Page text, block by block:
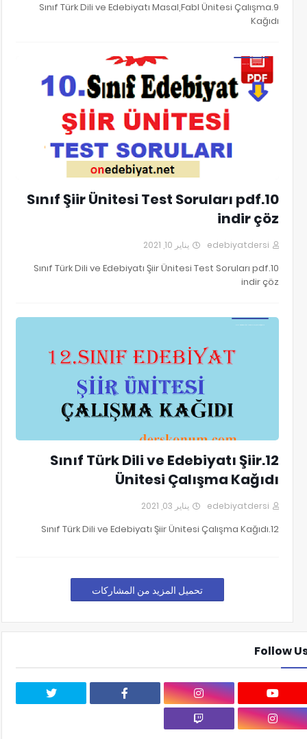
9.Sınıf Türk Dili ve Edebiyatı Masal,Fabl Ünitesi Çalışma
Kağıdı
10.Sınıf Şiir Ünitesi Test Soruları pdf
indir çöz
edebiyatdersi يناير 10, 2021
10.Sınıf Türk Dili ve Edebiyatı Şiir Ünitesi Test Soruları pdf
indir çöz
12.Sınıf Edebiyat Şiir Ünitesi Çalışma Kağıdı
12.Sınıf Türk Dili ve Edebiyatı Şiir
Ünitesi Çalışma Kağıdı
edebiyatdersi يناير 03, 2021
12.Sınıf Türk Dili ve Edebiyatı Şiir Ünitesi Çalışma Kağıdı
تحميل المزيد من المشاركات
Follow